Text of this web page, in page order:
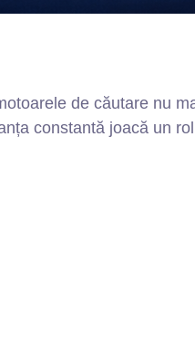
de căutare nu
constantă joacă un